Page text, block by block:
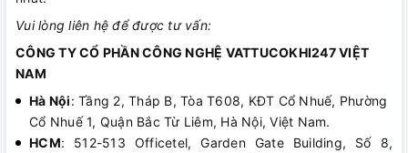
Vui lòng liên hệ để được tư vấn:
CÔNG TY CỔ PHẦN CÔNG NGHỆ VATTUCOKHI247 VIỆT
NAM
Hà Nội: Tầng 2, Tháp B, Tòa T608, KĐT Cổ Nhuế, Phường
Cổ Nhuế 1, Quận Bắc Từ Liêm, Hà Nội, Việt Nam.
HCM: 512-513 Officetel, Garden Gate Building, Số 8,